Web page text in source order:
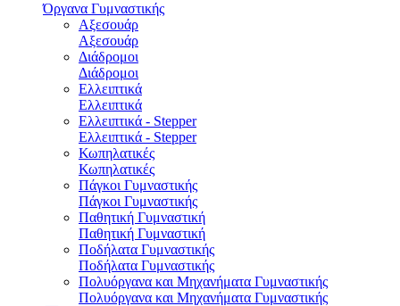
Όργανα Γυμναστικής
Αξεσουάρ
Αξεσουάρ
Διάδρομοι
Διάδρομοι
Ελλειπτικά
Ελλειπτικά
Ελλειπτικά - Stepper
Ελλειπτικά - Stepper
Κωπηλατικές
Κωπηλατικές
Πάγκοι Γυμναστικής
Πάγκοι Γυμναστικής
Παθητική Γυμναστική
Παθητική Γυμναστική
Ποδήλατα Γυμναστικής
Ποδήλατα Γυμναστικής
Πολυόργανα και Μηχανήματα Γυμναστικής
Πολυόργανα και Μηχανήματα Γυμναστικής